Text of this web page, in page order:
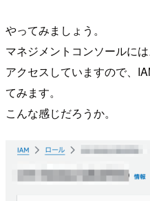
やってみましょう。
マネジメントコンソールに
アクセスしていますので、
てみます。
こんな感じだろうか。